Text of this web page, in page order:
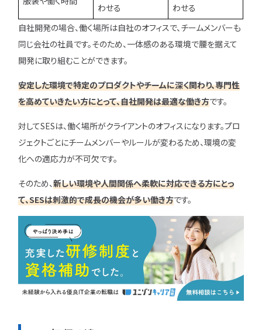
わせる
わせる
自社開発の場合、働く場所は自社のオフィスで、チームメンバーも
同じ会社の社員です。そのため、一体感のある環境で腰を据えて
開発に取り組むことができます。
安定した環境で特定のプロダクトやチームに深く関わり、専門性
を高めていきたい方にとって、自社開発は最適な働き方です。
対してSESは、働く場所がクライアントのオフィスになります。プロ
ジェクトごとにチームメンバーやルールが変わるため、環境の変
化への適応力が不可欠です。
そのため、新しい環境や人間関係へ柔軟に対応できる方にとっ
て、SESは刺激的で成長の機会が多い働き方です。